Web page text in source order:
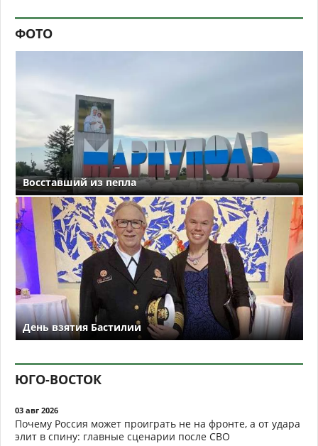
ФОТО
Восставший из пепла
День взятия Бастилии
ЮГО-ВОСТОК
03 авг 2026
Почему Россия может проиграть не на фронте, а от удара
элит в спину: главные сценарии после СВО